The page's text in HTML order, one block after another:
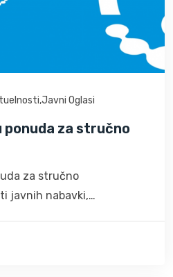
,Javni Oglasi
ponuda za stručno
za stručno
javnih nabavki,…